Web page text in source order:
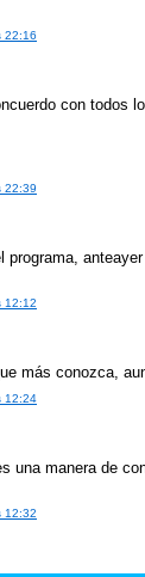
22:16
con todos
22:39
programa,
12:12
más conozca,
12:24
una manera de
12:32